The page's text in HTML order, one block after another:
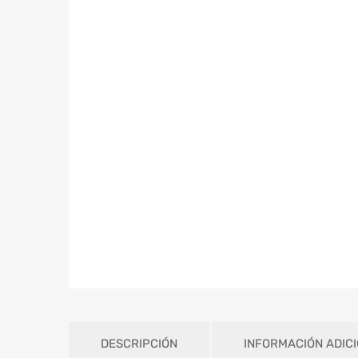
DESCRIPCIÓN INFORMACIÓN